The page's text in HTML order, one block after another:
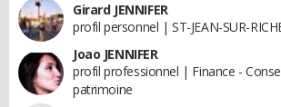
Girard JENNIFER
profil personnel | ST-JEAN-SUR-
Joao JENNIFER
profil professionnel | Finance -
patrimoine